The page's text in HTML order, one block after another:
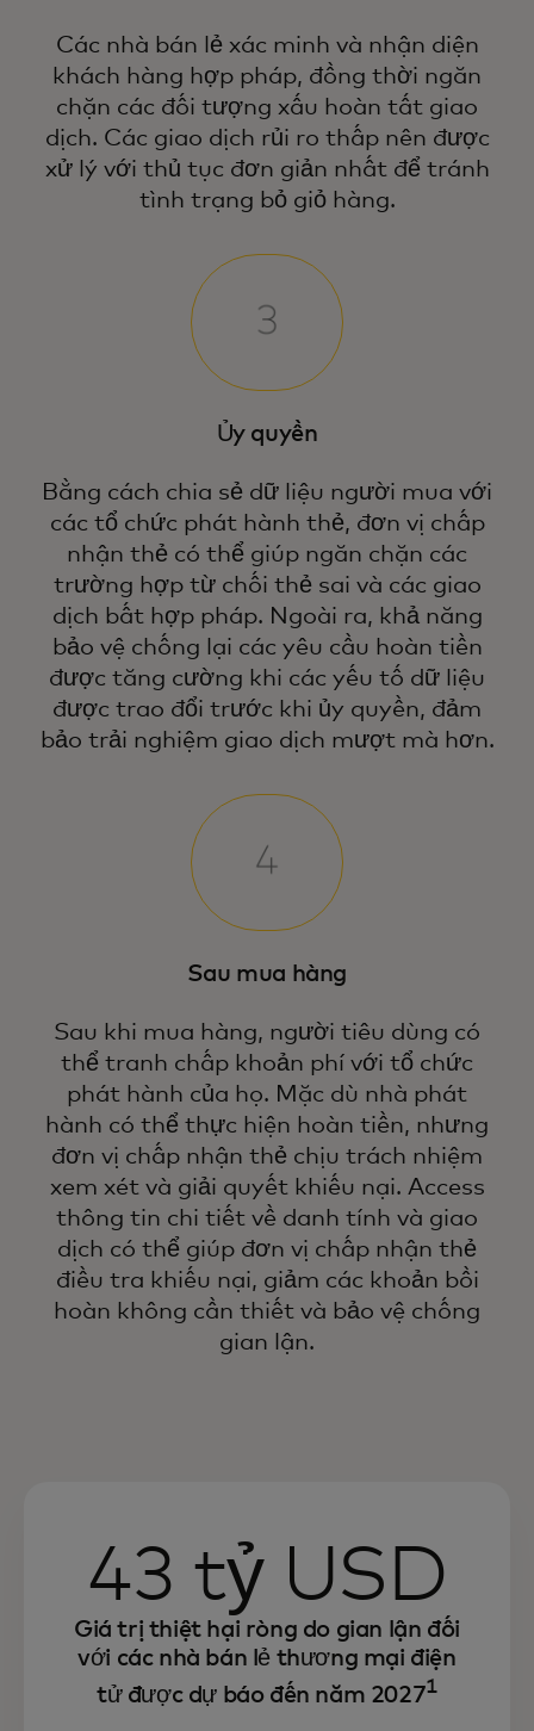
Các nhà bán lẻ xác minh và nhận diện
khách hàng hợp pháp, đồng thời ngăn
chặn các đối tượng xấu hoàn tất giao
dịch. Các giao dịch rủi ro thấp nên được
xử lý với thủ tục đơn giản nhất để tránh
tình trạng bỏ giỏ hàng.
Ủy quyền
Bằng cách chia sẻ dữ liệu người mua với
các tổ chức phát hành thẻ, đơn vị chấp
nhận thẻ có thể giúp ngăn chặn các
trường hợp từ chối thẻ sai và các giao
dịch bất hợp pháp. Ngoài ra, khả năng
bảo vệ chống lại các yêu cầu hoàn tiền
được tăng cường khi các yếu tố dữ liệu
được trao đổi trước khi ủy quyền, đảm
bảo trải nghiệm giao dịch mượt mà hơn.
Sau mua hàng
Sau khi mua hàng, người tiêu dùng có
thể tranh chấp khoản phí với tổ chức
phát hành của họ. Mặc dù nhà phát
hành có thể thực hiện hoàn tiền, nhưng
đơn vị chấp nhận thẻ chịu trách nhiệm
xem xét và giải quyết khiếu nại. Access
thông tin chi tiết về danh tính và giao
dịch có thể giúp đơn vị chấp nhận thẻ
điều tra khiếu nại, giảm các khoản bồi
hoàn không cần thiết và bảo vệ chống
gian lận.
43 tỷ USD
Giá trị thiệt hại ròng do gian lận đối
với các nhà bán lẻ thương mại điện
tử được dự báo đến năm 20271